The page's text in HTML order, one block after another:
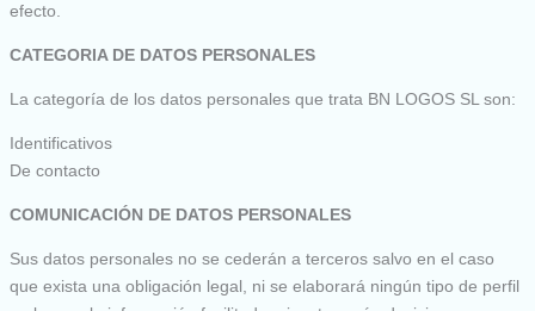
efecto.
CATEGORIA DE DATOS PERSONALES
La categoría de los datos personales que trata BN LOGOS SL son:
Identificativos
De contacto
COMUNICACIÓN DE DATOS PERSONALES
Sus datos personales no se cederán a terceros salvo en el caso
que exista una obligación legal, ni se elaborará ningún tipo de perfil